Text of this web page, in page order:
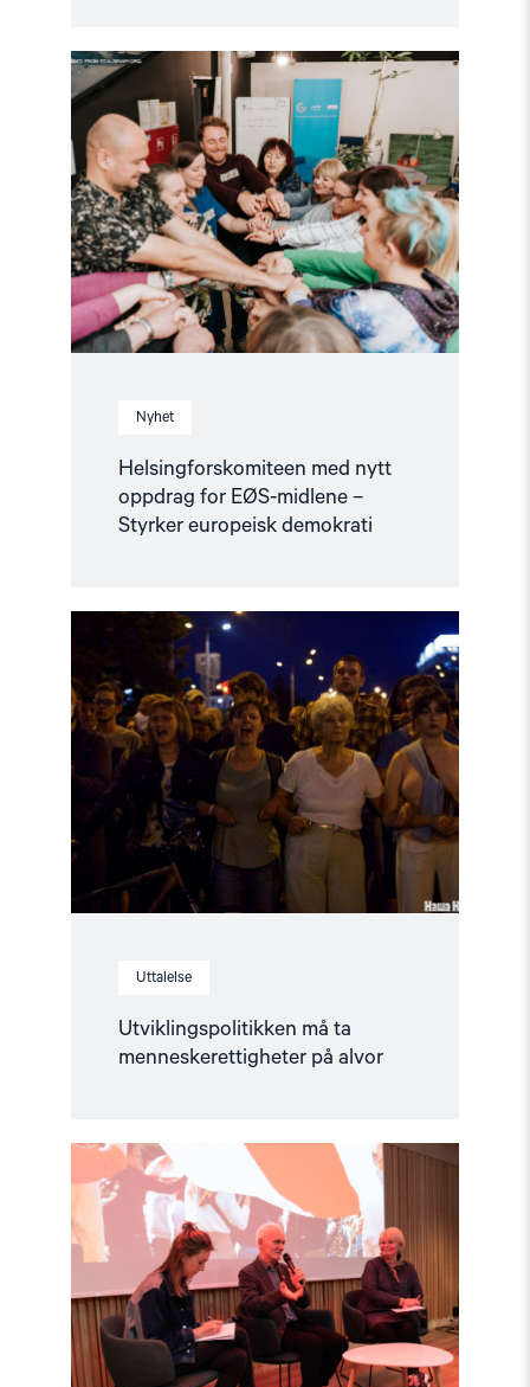
Nyhet
Helsingforskomiteen med nytt
oppdrag for EØS-midlene –
Styrker europeisk demokrati
Read
article
"Helsingforskomiteen
med
nytt
oppdrag
for
EØS-
midlene
–
Styrker
europeisk
demokrati"
Uttalelse
Utviklingspolitikken må ta
menneskerettigheter på alvor
"Utviklingspolitikken
må
ta
menneskerettigheter
på
alvor"
article
"Kampen
for
et
fritt
Belarus
fortsetter"